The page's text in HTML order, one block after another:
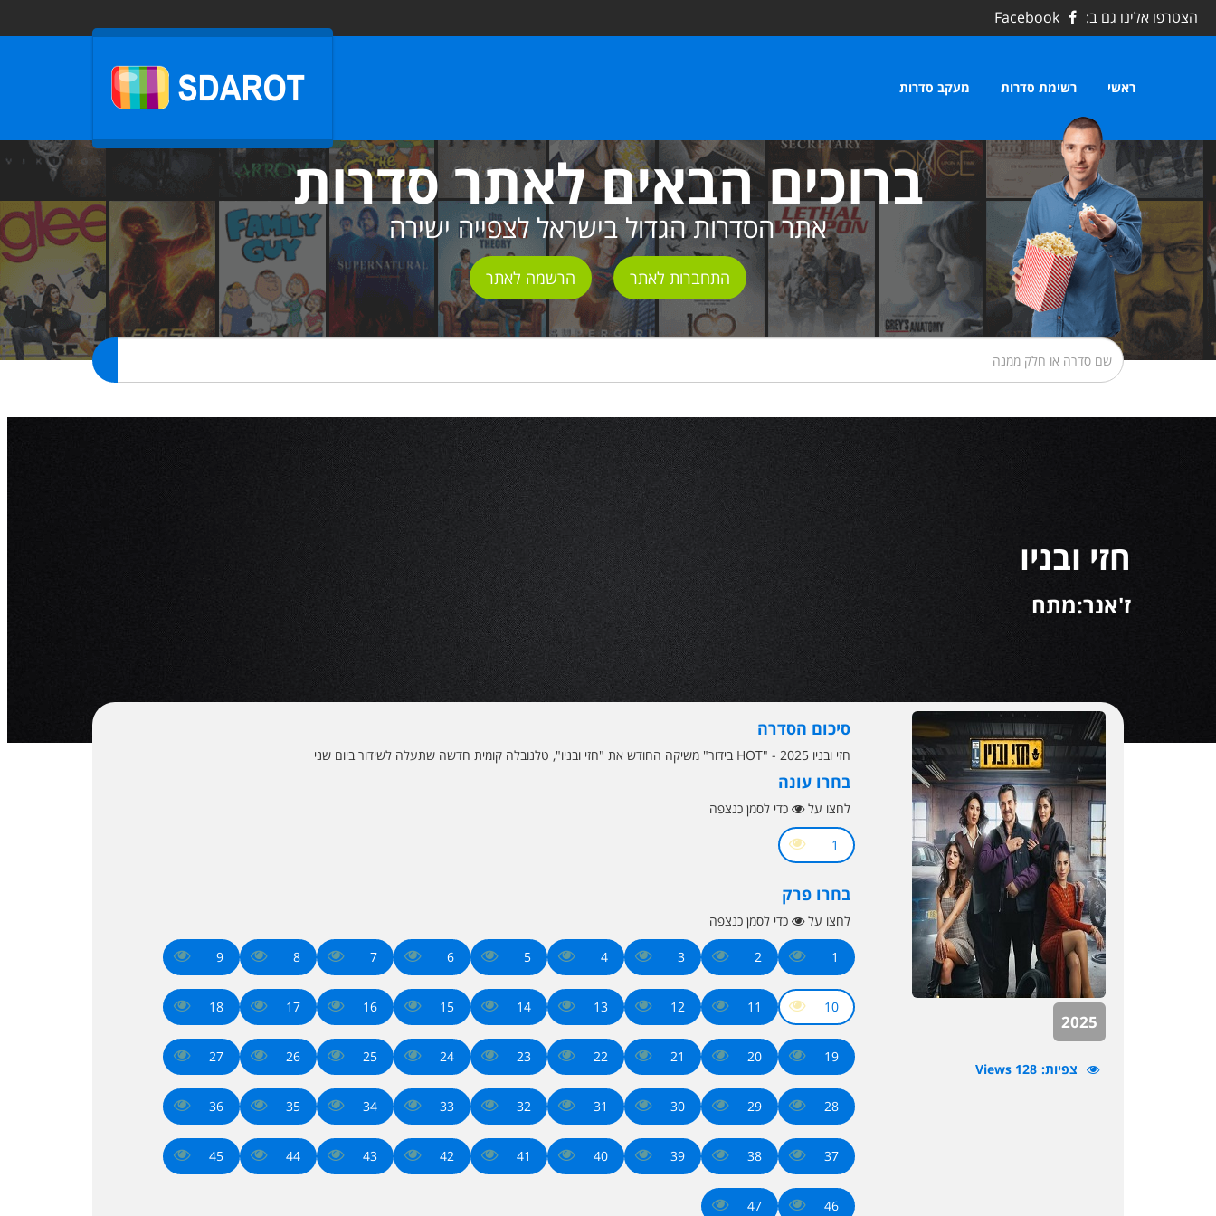
הצטרפו אלינו גם ב: Facebook
ראשי רשימת סדרות מעקב סדרות
ברוכים הבאים לאתר סדרות
אתר הסדרות הגדול בישראל לצפייה ישירה
התחברות לאתר הרשמה לאתר
חזי ובניו
ז'אנר:מתח
2025
צפיות 128 Views
סיכום הסדרה
חזי ובניו 2025 - "HOT בידור" משיקה החודש את "חזי ובניו", טלנובלה קומית חדשה שתעלה לשידור ביום שני
בחרו עונה
לחצו על כדי לסמן כנצפה
1
בחרו פרק
לחצו על כדי לסמן כנצפה
1
2
3
4
5
6
7
8
9
10
11
12
13
14
15
16
17
18
19
20
21
22
23
24
25
26
27
28
29
30
31
32
33
34
35
36
37
38
39
40
41
42
43
44
45
46
47